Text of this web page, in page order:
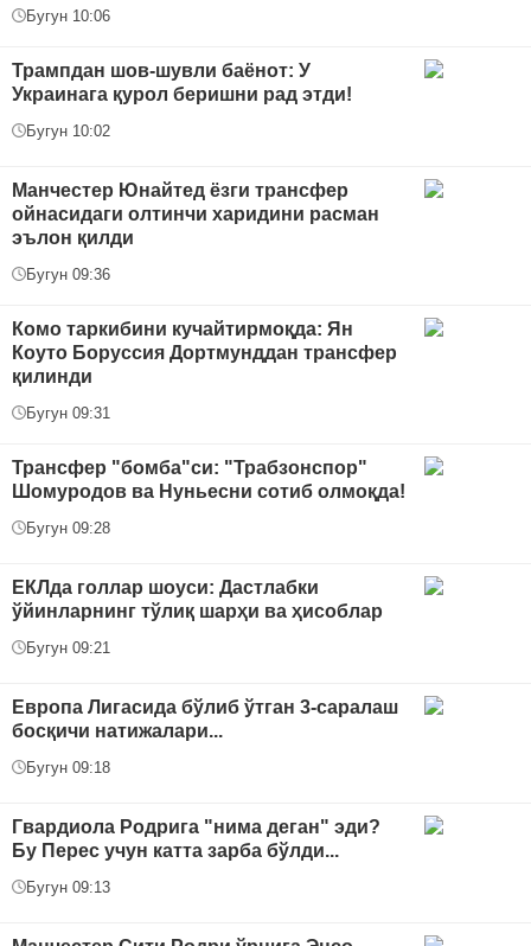
Бугун 10:06
Трампдан шов-шувли баёнот: У
Украинага қурол беришни рад этди!
Бугун 10:02
Манчестер Юнайтед ёзги трансфер
ойнасидаги олтинчи харидини расман
эълон қилди
Бугун 09:36
Комо таркибини кучайтирмоқда: Ян
Коуто Боруссия Дортмунддан трансфер
қилинди
Бугун 09:31
Трансфер "бомба"си: "Трабзонспор"
Шомуродов ва Нуньесни сотиб олмоқда!
Бугун 09:28
ЕКЛда голлар шоуси: Дастлабки
ўйинларнинг тўлиқ шарҳи ва ҳисоблар
Бугун 09:21
Европа Лигасида бўлиб ўтган 3-саралаш
босқичи натижалари...
Бугун 09:18
Гвардиола Родрига "нима деган" эди?
Бу Перес учун катта зарба бўлди...
Бугун 09:13